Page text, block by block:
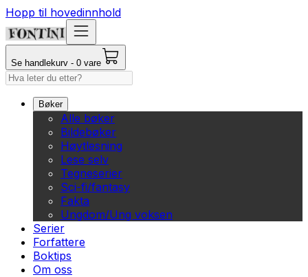
Hopp til hovedinnhold
Se handlekurv - 0 vare
Bøker
Alle bøker
Bildebøker
Høytlesning
Lese selv
Tegneserier
Sci-fi/fantasy
Fakta
Ungdom/Ung voksen
Serier
Forfattere
Boktips
Om oss